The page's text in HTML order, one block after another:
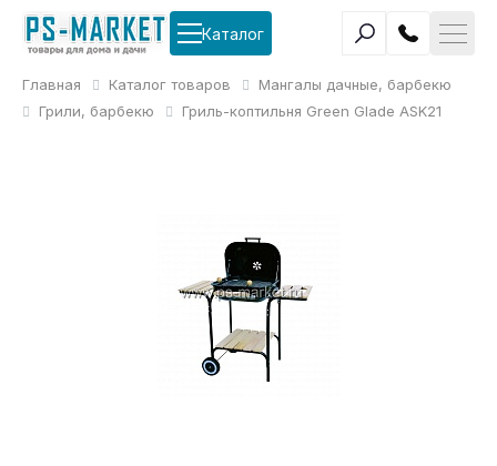
Каталог
Главная Каталог товаров
Мангалы дачные, барбекю
Грили, барбекю
Гриль-коптильня Green Glade ASK21